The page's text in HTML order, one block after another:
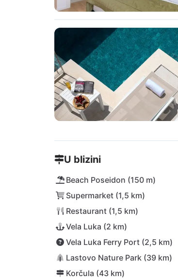
U blizini
Beach Poseidon (150 m)
Supermarket (1,5 km)
Restaurant (1,5 km)
Vela Luka (2 km)
Vela Luka Ferry Port (2,5 km)
Lastovo Nature Park (39 km)
Korčula (43 km)